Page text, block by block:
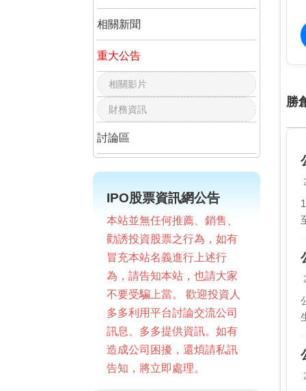
相關新聞
重大公告
相關影片
財務資訊
討論區
IPO股票資訊網公告
本站並無任何推薦、銷售、
勸誘投資股票之行為，如有
冒充本站名義進行上述行
為，請告知本站，也請大家
不要受騙上當。 歡迎投資人
多多利用平台討論交流公司
訊息、多多提供資訊。如有
造成公司困擾，還煩請私訊
告知，將立即處理。
勝